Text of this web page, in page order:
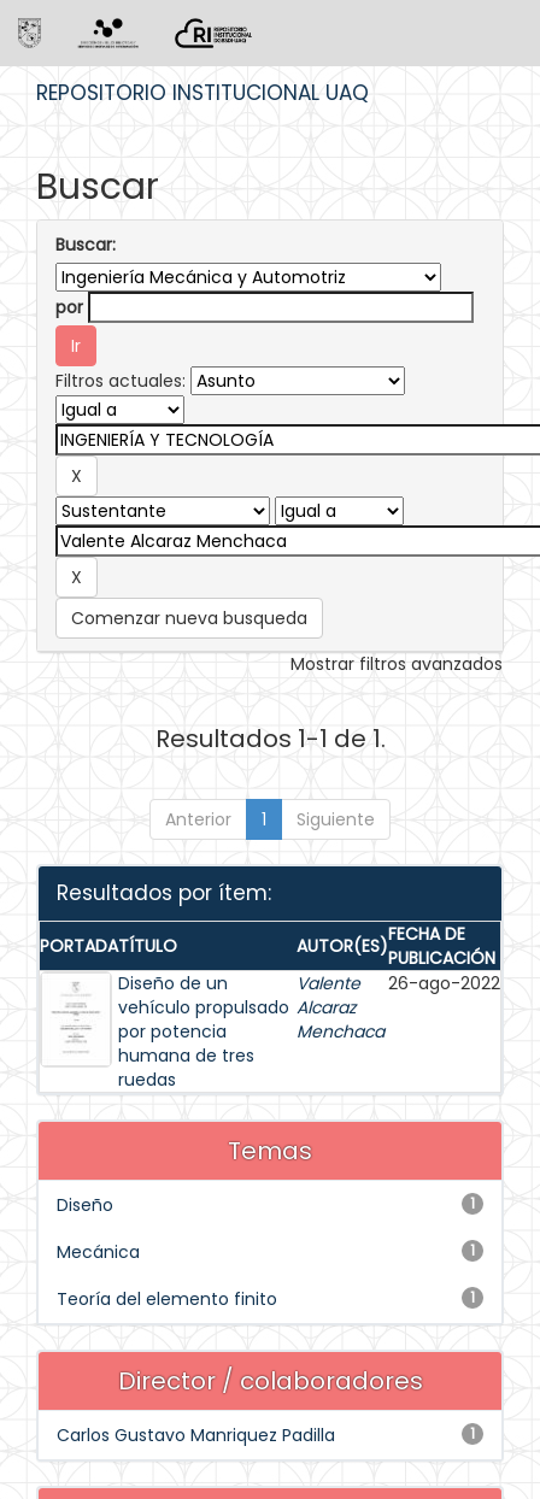
REPOSITORIO INSTITUCIONAL UAQ
Buscar
Buscar:
por
Filtros actuales:
Comenzar nueva busqueda
Mostrar filtros avanzados
Resultados 1-1 de 1.
Anterior 1 Siguiente
Resultados por ítem:
PORTADATÍTULO AUTOR(ES)FECHA DE
PUBLICACIÓN
Diseño de un
vehículo propulsado
por potencia
humana de tres
ruedas
Valente
Alcaraz
Menchaca
26-ago-2022
Temas
1
Diseño
1
Mecánica
1
Teoría del elemento finito
Director / colaboradores
1
Carlos Gustavo Manriquez Padilla